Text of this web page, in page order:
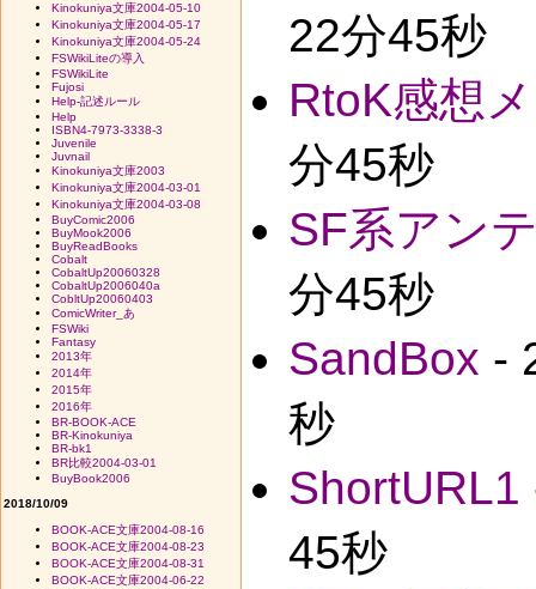
22分45秒
RtoK感想
分45秒
SF系アン
分45秒
SandBox -
秒
ShortURL1
45秒
Kinokuniya文庫2004-05-10
Kinokuniya文庫2004-05-17
Kinokuniya文庫2004-05-24
FSWikiLiteの導入
FSWikiLite
Fujosi
Help-記述ルール
Help
ISBN4-7973-3338-3
Juvenile
Juvnail
Kinokuniya文庫2003
Kinokuniya文庫2004-03-01
Kinokuniya文庫2004-03-08
BuyComic2006
BuyMook2006
BuyReadBooks
Cobalt
CobaltUp20060328
CobaltUp2006040a
CobltUp20060403
ComicWriter_あ
FSWiki
Fantasy
2013年
2014年
2015年
2016年
BR-BOOK-ACE
BR-Kinokuniya
BR-bk1
BR比較2004-03-01
BuyBook2006
2018/10/09
BOOK-ACE文庫2004-08-16
BOOK-ACE文庫2004-08-23
BOOK-ACE文庫2004-08-31
BOOK-ACE文庫2004-06-22